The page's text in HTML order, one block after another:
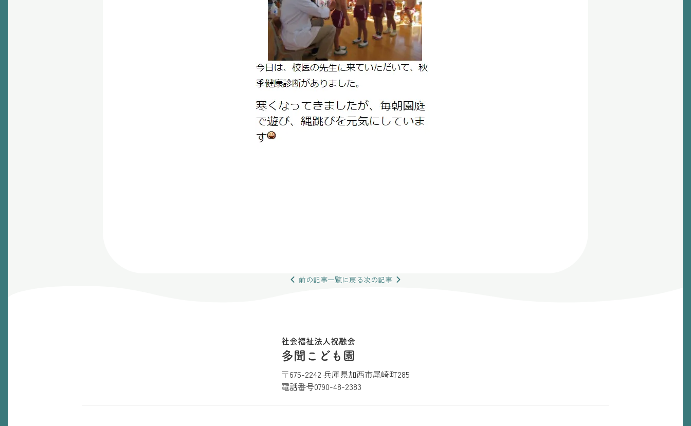
前の記事一覧に戻る次の記事
社会福祉法人祝融会
多聞こども園
〒675-2242 兵庫県加西市尾崎町285
電話番号0790-48-2383